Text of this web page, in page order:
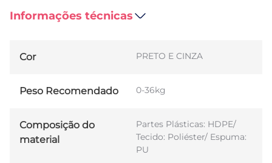
Informações técnicas
Cor PRETO E CINZA
Peso Recomendado 0-36kg
Composição do
material
Partes Plásticas: HDPE/
Tecido: Poliéster/ Espuma:
PU